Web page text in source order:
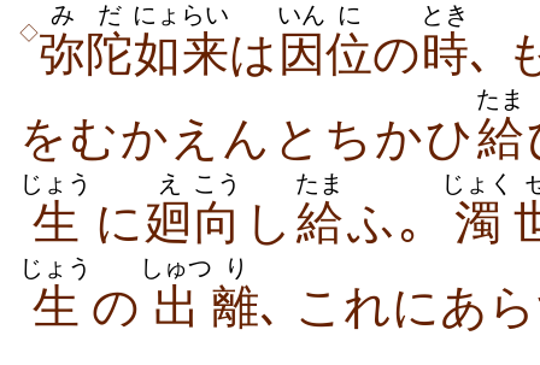
◇弥陀
みだ
如来
にょらい
は 因
いん
位
に
の時
とき
､
をむかえんとちかひ給
たま
生
じょう
に廻
え
向
こう
し 給
たま
ふ｡ 濁
じょく
生
じょう
の 出
しゅつ
離
り
､ これにあ